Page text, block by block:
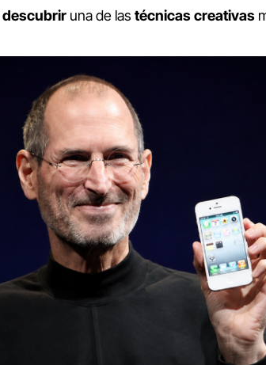
descubrir una de las técnicascreativas